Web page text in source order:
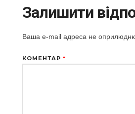
Залишити
Ваша e-mail адреса не
КОМЕНТАР *